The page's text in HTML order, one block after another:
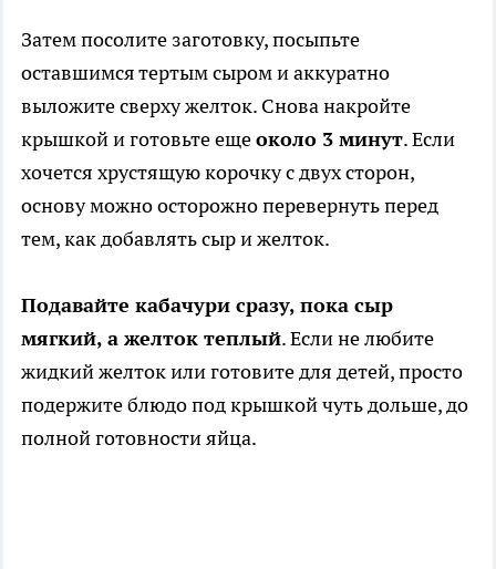
Затем посолите заготовку, посыпьте
оставшимся тертым сыром и аккуратно
выложите сверху желток. Снова накройте
крышкой и готовьте ещеоколо 3 минут. Если
хочется хрустящую корочку с двух сторон,
основу можно осторожно перевернуть перед
тем, как добавлять сыр и желток.
Подавайте кабачури сразу, пока сыр
мягкий, а желток теплый. Если не любите
жидкий желток или готовите для детей, просто
подержите блюдо под крышкой чуть дольше, до
полной готовности яйца.